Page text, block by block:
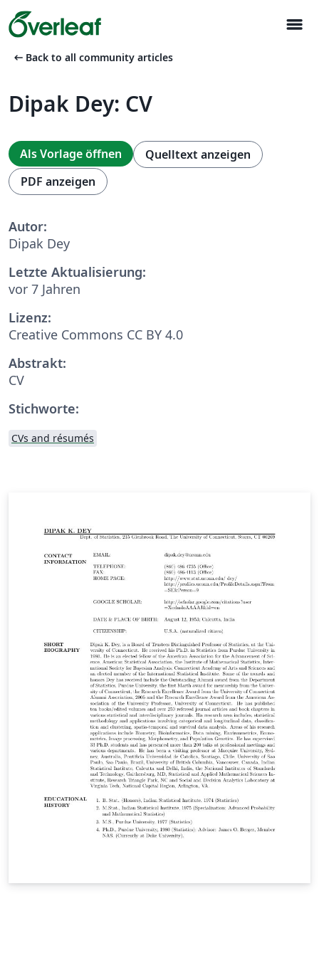
menu
arrow_left_alt Back to all community articles
Dipak Dey: CV
Als Vorlage öffnen
Quelltext anzeigen
PDF anzeigen
Autor:
Dipak Dey
Letzte Aktualisierung:
vor 7 Jahren
Lizenz:
Creative Commons CC BY 4.0
Abstrakt:
CV
Stichworte:
CVs and résumés